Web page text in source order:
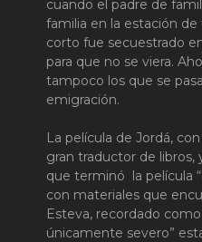
cuando el padre de
familia en la estación
corto fue secuestrado
para que no se viera.
tampoco los que se
emigración.
La película de Jordá,
gran traductor de libros,
que terminó la película
con materiales que
Esteva, recordado
únicamente severo”